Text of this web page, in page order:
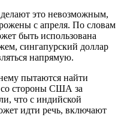
это невозможным,
с апреля. По словам
быть использована
сингапурский доллар
напрямую.
пытаются найти
со стороны США за
что с индийской
идти речь, включают